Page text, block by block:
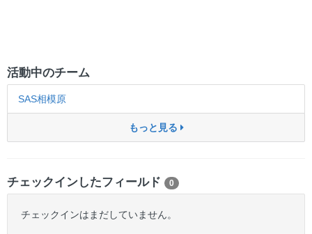
活動中のチーム
SAS相模原
もっと見る
チェックインしたフィールド 0
チェックインはまだしていません。